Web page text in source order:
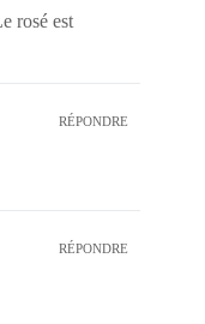
rosé est
RÉPONDRE
RÉPONDRE